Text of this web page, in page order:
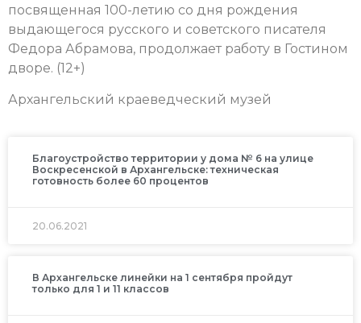
посвященная 100-летию со дня рождения
выдающегося русского и советского писателя
Федора Абрамова, продолжает работу в Гостином
дворе. (12+)
Архангельский краеведческий музей
Благоустройство территории у дома № 6 на улице
Воскресенской в Архангельске: техническая
готовность более 60 процентов
20.06.2021
В Архангельске линейки на 1 сентября пройдут
только для 1 и 11 классов